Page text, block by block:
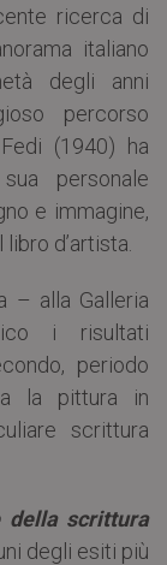
ricerca di
italiano
degli anni
percorso
(1940) ha
personale
e immagine,
d’artista.
– alla Galleria
i risultati
periodo
la pittura in
scrittura
della scrittura
degli esiti più